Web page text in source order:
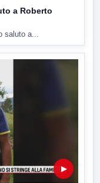
a Roberto
saluto a...
▶